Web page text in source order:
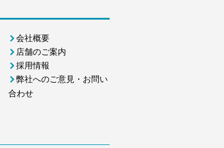
会社概要
店舗のご案内
採用情報
弊社へのご意見・お問い
合わせ